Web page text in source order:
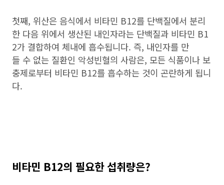
첫째, 위산은 음식에서 비타민 B12를 단백질에서 분리
한 다음 위에서 생산된 내인자라는 단백질과 비타민 B1
2가 결합하여 체내에 흡수됩니다. 즉, 내인자를 만
들 수 없는 질환인 악성빈혈의 사람은, 모든 식품이나 보
충제로부터 비타민 B12를 흡수하는 것이 곤란하게 됩니
다.
비타민 B12의 필요한 섭취량은?